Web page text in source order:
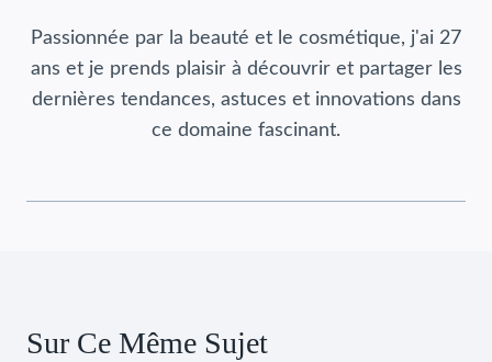
Passionnée par la beauté et le cosmétique, j'ai 27
ans et je prends plaisir à découvrir et partager les
dernières tendances, astuces et innovations dans
ce domaine fascinant.
Sur Ce Même Sujet